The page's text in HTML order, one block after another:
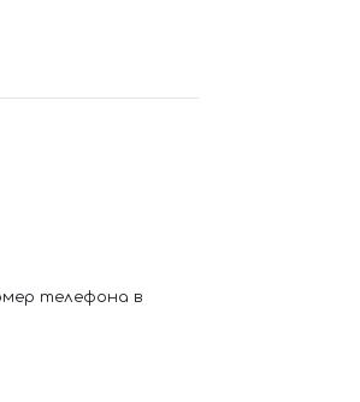
телефона в